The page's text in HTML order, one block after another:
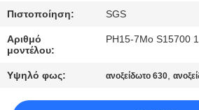
ΕΛΆΤΕ
ΣΕ
ΕΠΑΦΉ
Πιστοποίηση: SGS
Αριθμό
μοντέλου:
PH15-7Mo S15700
Υψηλό φως: ανοξείδωτο 630,